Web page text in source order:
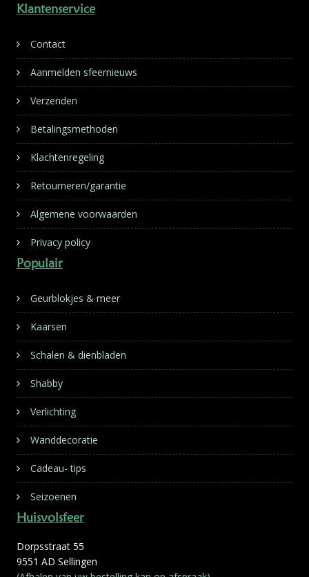
Klantenservice
Contact
Aanmelden sfeernieuws
Verzenden
Betalingsmethoden
Klachtenregeling
Retourneren/garantie
Algemene voorwaarden
Privacy policy
Populair
Geurblokjes & meer
Kaarsen
Schalen & dienbladen
Shabby
Verlichting
Wanddecoratie
Cadeau- tips
Seizoenen
Huisvolsfeer
Dorpsstraat 55
9551 AD Sellingen